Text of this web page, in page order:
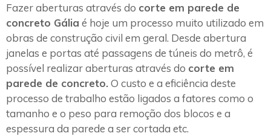
Fazer aberturas através do corte em parede de
concreto Gália é hoje um processo muito utilizado em
obras de construção civil em geral. Desde abertura
janelas e portas até passagens de túneis do metrô, é
possível realizar aberturas através do corte em
parede de concreto. O custo e a eficiência deste
processo de trabalho estão ligados a fatores como o
tamanho e o peso para remoção dos blocos e a
espessura da parede a ser cortada etc.